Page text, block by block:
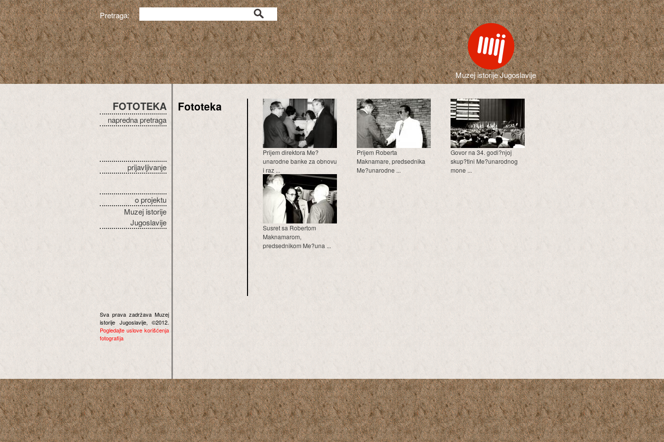
Pretraga:
Muzej istorije Jugoslavije
FOTOTEKA
napredna pretraga
prijavljivanje
o projektu
Muzej istorije
Jugoslavije
Sva prava zadržava Muzej
istorije Jugoslavije, ©2012.
Pogledajte uslove korišćenja
fotografija
Fototeka
Prijem direktora Me?
unarodne banke za obnovu
i raz ...
Prijem Roberta
Maknamare, predsednika
Me?unarodne ...
Govor na 34. godi?njoj
skup?tini Me?unarodnog
mone ...
Susret sa Robertom
Maknamarom,
predsednikom Me?una ...